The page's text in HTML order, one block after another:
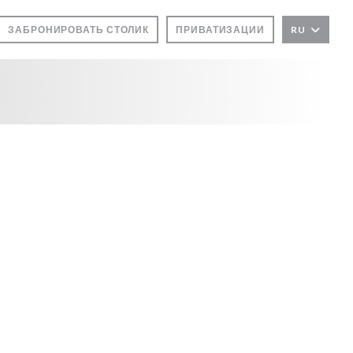
ОКНЕ))
ЗАБРОНИРОВАТЬ СТОЛИК ПРИВАТИЗАЦИИ RU